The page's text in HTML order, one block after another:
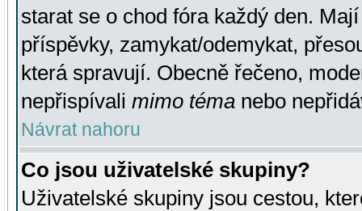
starat se o chod fóra každý den.
příspěvky, zamykat/odemykat,
která spravují. Obecně řečeno,
nepřispívali mimo téma nebo
Návrat nahoru
Co jsou uživatelské skupiny?
Uživatelské skupiny jsou cestou,